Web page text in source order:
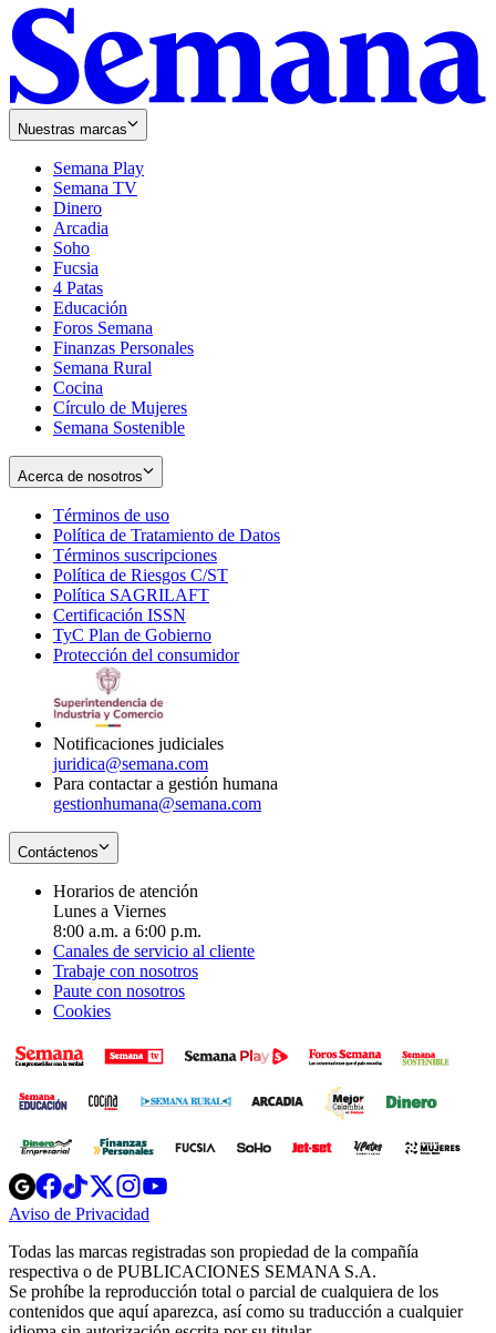
Nuestras marcas
Semana Play
Semana TV
Dinero
Arcadia
Soho
in
new
window
Fucsia
in
new
window
4 Patas
Educación
Foros Semana
Finanzas Personales
Semana Rural
Cocina
Círculo de Mujeres
Semana Sostenible
Acerca de nosotros
Términos de uso
in
new
window
Política de Tratamiento de Datos
Términos suscripciones
in
Política de Riesgos C/ST
Política SAGRILAFT
new
window
Certificación ISSN
in
new
TyC Plan de Gobierno
in
Protección del consumidorOpens
Notificaciones judiciales
juridica@semana.com
Para contactar a gestión humana
gestionhumana@semana.com
Contáctenos
Horarios de atención
Lunes a Viernes
8:00 a.m. a 6:00 p.m.
Canales de servicio al cliente
Trabaje con nosotros
Paute con nosotros
Cookies
Opens
in
new
Opens
in
new
Opens
in
new
window
Opens
new
windowwindow
Aviso de Privacidad
new
window
Todas las marcas registradas son propiedad de la compañía
respectiva o de PUBLICACIONES SEMANA S.A.
Se prohíbe la reproducción total o parcial de cualquiera de los
contenidos que aquí aparezca, así como su traducción a cualquier